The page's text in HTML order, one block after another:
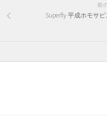
前
Superfly 平成ホモサピ